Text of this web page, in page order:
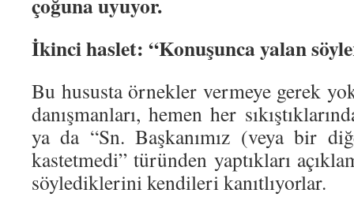
İkinci haslet: “Konuşunca yalan
Bu hususta örnekler vermeye gerek
danışmanları, hemen her
ya da “Sn. Başkanımız (veya bir
kastetmedi” türünden yaptıkları
söylediklerini kendileri kanıtlıyorlar.